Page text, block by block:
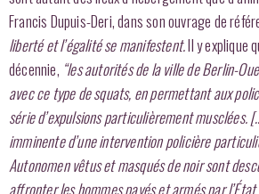
Francis Dupuis-Deri, dans son ouvrage de
liberté et l’égalité se manifestent.Il y explique
décennie, “les autorités de la ville de Berlin-
avec ce type de squats, en permettant aux
série d’expulsions particulièrement musclées.
imminente d’une intervention policière
Autonomen vêtus et masqués de noir sont
affronter les hommes payés et armés par l’État